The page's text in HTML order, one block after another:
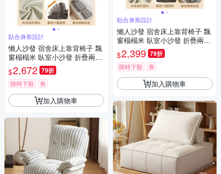
貼合身形設計
懶人沙發 宿舍床上靠背椅子 飄
窗榻榻米 臥室小沙發 折疊兩用
單人躺椅 免組裝休閒椅 腳墊款
$2,672 79折
限時下殺 券
加入購物車
貼合身形設計
懶人沙發 宿舍床上靠背椅子 飄
窗榻榻米 臥室小沙發 折疊兩用
單人躺椅 無腳墊
$2,399 79折
限時下殺 券
加入購物車